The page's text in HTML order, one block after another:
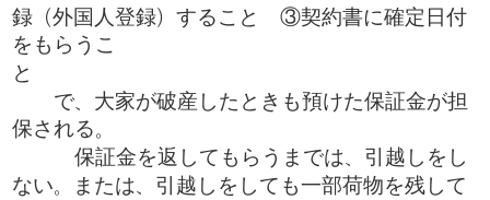
録（外国人登録）すること ③契約書に確定日付
をもらうこ
と
で、大家が破産したときも預けた保証金が担
保される。
保証金を返してもらうまでは、引越しをし
ない。または、引越しをしても一部荷物を残して